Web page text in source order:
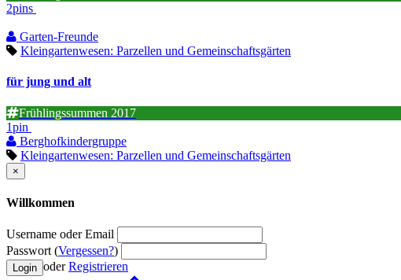
2pins
Garten-Freunde
Kleingartenwesen: Parzellen und Gemeinschaftsgärten
für jung und alt
Frühlingssummen 2017
1pin
Berghofkindergruppe
Kleingartenwesen: Parzellen und Gemeinschaftsgärten
×
Willkommen
Username oder Email
Passwort (Vergessen?)
oderRegistrieren